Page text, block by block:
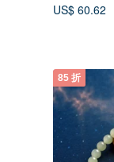
US$ 60.62
85 折